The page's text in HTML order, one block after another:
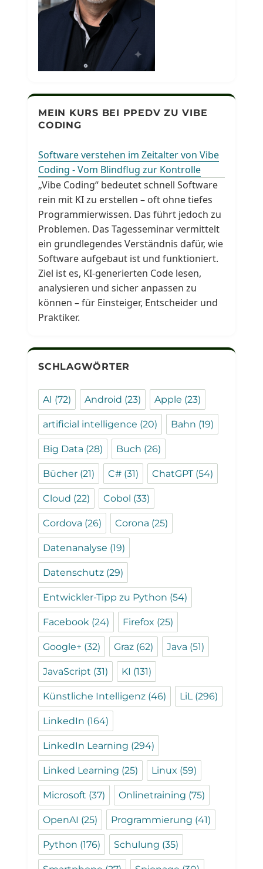
MEIN KURS BEI PPEDV ZU VIBE
CODING
Software verstehen im Zeitalter von Vibe
Coding - Vom Blindflug zur Kontrolle
„Vibe Coding“ bedeutet schnell Software
rein mit KI zu erstellen – oft ohne tiefes
Programmierwissen. Das führt jedoch zu
Problemen. Das Tagesseminar vermittelt
ein grundlegendes Verständnis dafür, wie
Software aufgebaut ist und funktioniert.
Ziel ist es, KI-generierten Code lesen,
analysieren und sicher anpassen zu
können – für Einsteiger, Entscheider und
Praktiker.
SCHLAGWÖRTER
AI (72) Android (23) Apple (23)
artificial intelligence (20) Bahn (19)
Big Data (28) Buch (26)
Bücher (21) C# (31) ChatGPT(54)
Cloud (22) Cobol (33)
Cordova (26) Corona (25)
Datenanalyse (19)
Datenschutz (29)
Entwickler-Tipp zu Python (54)
Facebook (24) Firefox (25)
Google+ (32) Graz (62) Java (51)
JavaScript (31) KI (131)
Künstliche Intelligenz (46) LiL(296)
LinkedIn (164)
LinkedIn Learning (294)
Linked Learning (25) Linux (59)
Microsoft (37) Onlinetraining (75)
OpenAI (25) Programmierung (41)
Python (176) Schulung (35)